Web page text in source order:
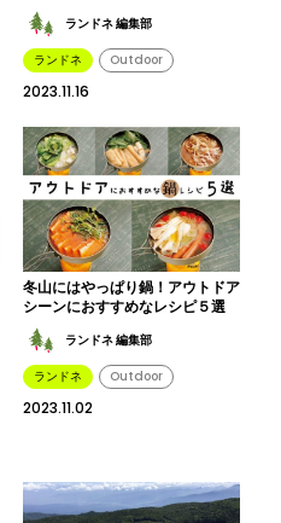
ランドネ 編集部
ランドネ Outdoor
2023.11.16
冬山にはやっぱり鍋！アウトドア
シーンにおすすめなレシピ５選
ランドネ 編集部
ランドネ Outdoor
2023.11.02